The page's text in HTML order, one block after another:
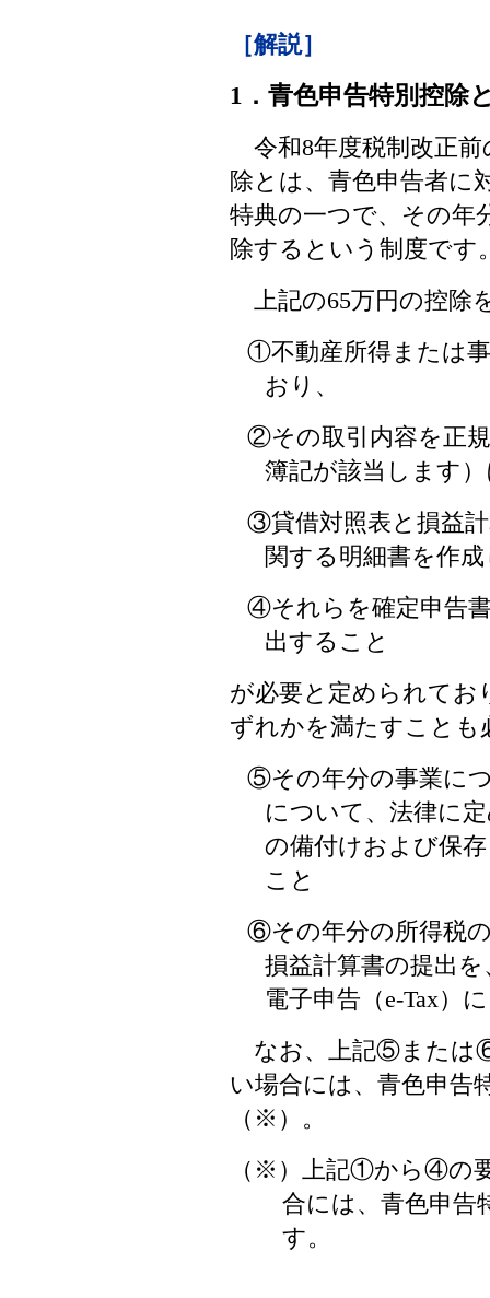
［解説］
1．青色申告特別控除
令和8年度税制改正前
除とは、青色申告者に
特典の一つで、その年
除するという制度です
上記の65万円の控除
①不動産所得または
おり、
②その取引内容を正
簿記が該当します
③貸借対照表と損益
関する明細書を作
④それらを確定申告
出すること
が必要と定められてお
ずれかを満たすことも
⑤その年分の事業に
について、法律に
の備付けおよび保
こと
⑥その年分の所得税
損益計算書の提出
電子申告（e-Tax）
なお、上記⑤または
い場合には、青色申告
（※）。
（※）上記①から④の
合には、青色申告
す。